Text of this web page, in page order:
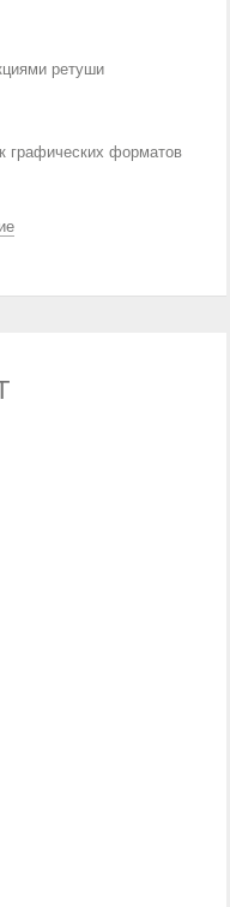
ретуши
графических форматов